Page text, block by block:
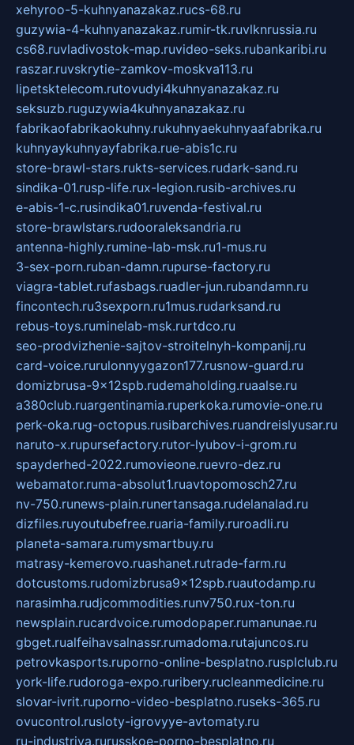
xehyroo-5-kuhnyanazakaz.rucs-68.ru
guzywia-4-kuhnyanazakaz.rumir-tk.ruvlknrussia.ru
cs68.ruvladivostok-map.ruvideo-seks.rubankaribi.ru
raszar.ruvskrytie-zamkov-moskva113.ru
lipetsktelecom.rutovudyi4kuhnyanazakaz.ru
seksuzb.ruguzywia4kuhnyanazakaz.ru
fabrikaofabrikaokuhny.rukuhnyaekuhnyaafabrika.ru
kuhnyaykuhnyayfabrika.rue-abis1c.ru
store-brawl-stars.rukts-services.rudark-sand.ru
sindika-01.rusp-life.rux-legion.rusib-archives.ru
e-abis-1-c.rusindika01.ruvenda-festival.ru
store-brawlstars.rudooraleksandria.ru
antenna-highly.rumine-lab-msk.ru1-mus.ru
3-sex-porn.ruban-damn.rupurse-factory.ru
viagra-tablet.rufasbags.ruadler-jun.rubandamn.ru
fincontech.ru3sexporn.ru1mus.rudarksand.ru
rebus-toys.ruminelab-msk.rurtdco.ru
seo-prodvizhenie-sajtov-stroitelnyh-kompanij.ru
card-voice.rurulonnyygazon177.rusnow-guard.ru
domizbrusa-9x12spb.rudemaholding.ruaalse.ru
a380club.ruargentinamia.ruperkoka.rumovie-one.ru
perk-oka.rug-octopus.rusibarchives.ruandreislyusar.ru
naruto-x.rupursefactory.rutor-lyubov-i-grom.ru
spayderhed-2022.rumovieone.ruevro-dez.ru
webamator.ruma-absolut1.ruavtopomosch27.ru
nv-750.runews-plain.runertansaga.rudelanalad.ru
dizfiles.ruyoutubefree.ruaria-family.ruroadli.ru
planeta-samara.rumysmartbuy.ru
matrasy-kemerovo.ruashanet.rutrade-farm.ru
dotcustoms.rudomizbrusa9x12spb.ruautodamp.ru
narasimha.rudjcommodities.runv750.rux-ton.ru
newsplain.rucardvoice.rumodopaper.rumanunae.ru
gbget.rualfeihavsalnassr.rumadoma.rutajuncos.ru
petrovkasports.ruporno-online-besplatno.rusplclub.ru
york-life.rudoroga-expo.ruribery.rucleanmedicine.ru
slovar-ivrit.ruporno-video-besplatno.ruseks-365.ru
ovucontrol.rusloty-igrovyye-avtomaty.ru
ru-industriya.rurusskoe-porno-besplatno.ru